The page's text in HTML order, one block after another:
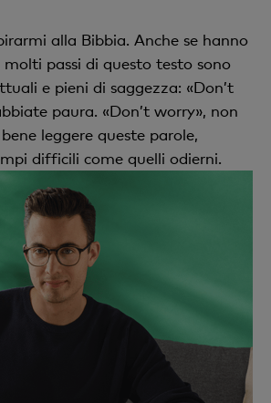
alla Bibbia. Anche se hanno
passi di questo testo sono
e pieni di saggezza: «Don’t
paura. «Don’t worry», non
leggere queste parole,
difficili come quelli odierni.